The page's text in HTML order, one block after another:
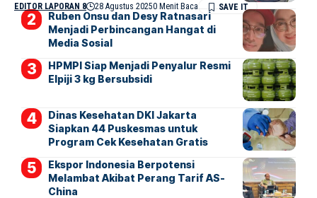
Ruben Onsu dan Desy Ratnasari
Menjadi Perbincangan Hangat di
Media Sosial
HPMPI Siap Menjadi Penyalur Resmi
Elpiji 3 kg Bersubsidi
Dinas Kesehatan DKI Jakarta
Siapkan 44 Puskesmas untuk
Program Cek Kesehatan Gratis
Ekspor Indonesia Berpotensi
Melambat Akibat Perang Tarif AS-
China
EDITOR LAPORAN 8 28 Agustus 20250 Menit Baca